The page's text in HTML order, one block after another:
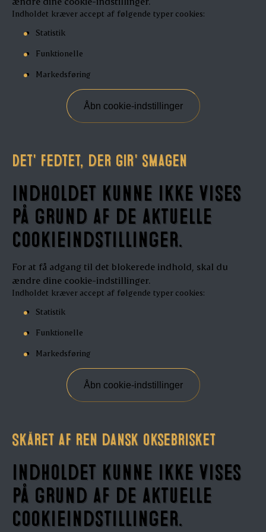
Indholdet kræver accept af følgende typer cookies:
Statistik
Funktionelle
Markedsføring
Åbn cookie-indstillinger
Det' fedtet, der gir' smagen
Indholdet kunne ikke vises
på grund af de aktuelle
cookieindstillinger.
For at få adgang til det blokerede indhold, skal du
ændre dine cookie-indstillinger.
Indholdet kræver accept af følgende typer cookies:
Statistik
Funktionelle
Markedsføring
Åbn cookie-indstillinger
Skåret af ren dansk oksebrisket
Indholdet kunne ikke vises
på grund af de aktuelle
cookieindstillinger.